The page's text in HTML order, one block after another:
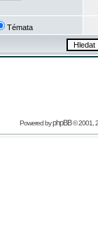
Témata
Powered byphpBB© 2001,